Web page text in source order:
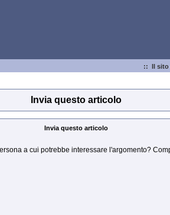
:: Il sito
Invia questo articolo
Invia questo articolo
a cui potrebbe interessare l'argomento?